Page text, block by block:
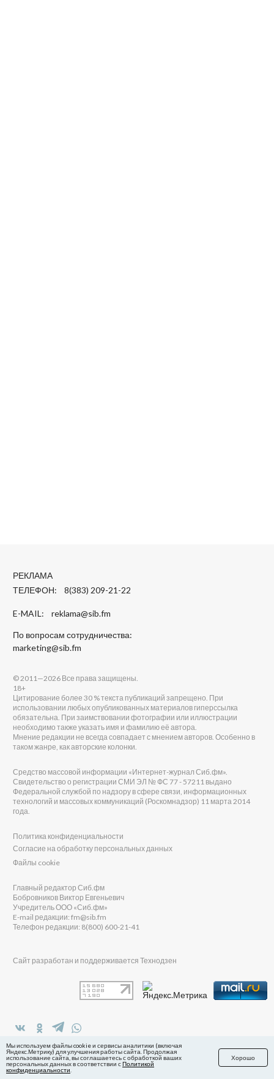
РЕКЛАМА
ТЕЛЕФОН: 8(383) 209-21-22
E-MAIL: reklama@sib.fm
По вопросам сотрудничества:
marketing@sib.fm
в Яндекс.Дзен
© 2011—2026 Все права защищены.
18+
Цитирование более 30 % текста публикаций запрещено. При
использовании любых опубликованных материалов гиперссылка
обязательна. При заимствовании фотографии или иллюстрации
необходимо также указать имя и фамилию её автора.
Мнение редакции не всегда совпадает с мнением авторов. Особенно в
таком жанре, как авторские колонки.
Средство массовой информации «Интернет-журнал Сиб.фм».
Свидетельство о регистрации СМИ ЭЛ № ФС 77 - 57211 выдано
Федеральной службой по надзору в сфере связи, информационных
технологий и массовых коммуникаций (Роскомнадзор) 11 марта 2014
года.
Политика конфиденциальности
Согласие на обработку персональных данных
Файлы cookie
Главный редактор Сиб.фм
Бобровников Виктор Евгеньевич
Учредитель ООО «Сиб.фм»
E-mail редакции: fm@sib.fm
Телефон редакции: 8(800) 600-21-41
Сайт разработан и поддерживается Технодзен
Мы используем файлы cookie и сервисы аналитики (включая
Яндекс.Метрику) для улучшения работы сайта. Продолжая
использование сайта, вы соглашаетесь с обработкой ваших
персональных данных в соответствии сПолитикой
конфиденциальности
Хорошо